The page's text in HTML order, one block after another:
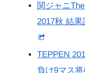
関ジャニ
2017秋 結果
TEPPEN
負け9マス